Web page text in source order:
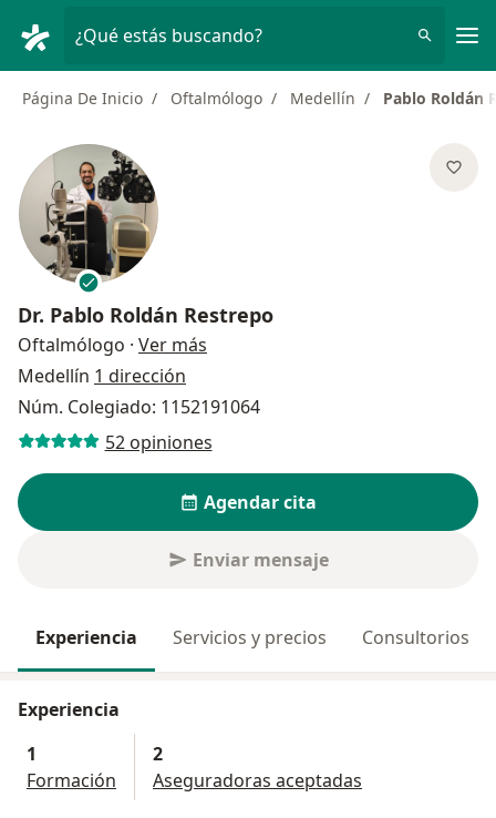
¿Qué estás buscando?
Página De Inicio Oftalmólogo Medellín Pablo Roldán
Dr. Pablo Roldán Restrepo
Oftalmólogo · Ver más
Medellín 1 dirección
Núm. Colegiado: 1152191064
52 opiniones
Agendar cita
Enviar mensaje
Experiencia Servicios y precios Consultorios
Experiencia
1
Formación
2
Aseguradoras aceptadas